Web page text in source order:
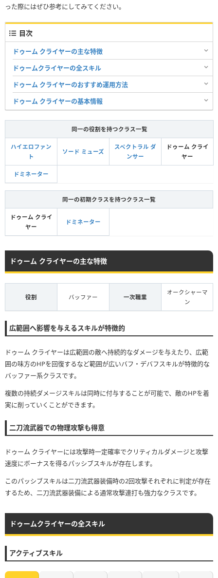
った際にはぜひ参考にしてみてください。
目次
ドゥーム クライヤーの主な特徴
ドゥームクライヤーの全スキル
ドゥーム クライヤーのおすすめ運用方法
ドゥーム クライヤーの基本情報
同一の役割を持つクラス一覧
ハイエロファン
ト
ソード ミューズ
スペクトラル ダ
ンサー
ドゥーム クライ
ヤー
ドミネーター
同一の初期クラスを持つクラス一覧
ドゥーム クライ
ヤー
ドミネーター
ドゥーム クライヤーの主な特徴
役割 バッファー 一次職業
オークシャーマ
ン
広範囲へ影響を与えるスキルが特徴的
ドゥーム クライヤーは広範囲の敵へ持続的なダメージを与えたり、広範
囲の味方のHPを回復するなど範囲が広いバフ・デバフスキルが特徴的な
バッファー系クラスです。
複数の持続ダメージスキルは同時に付与することが可能で、敵のHPを着
実に削っていくことができます。
二刀流武器での物理攻撃も得意
ドゥーム クライヤーには攻撃時一定確率でクリティカルダメージと攻撃
速度にボーナスを得るパッシブスキルが存在します。
このパッシブスキルは二刀流武器装備時の2回攻撃それぞれに判定が存在
するため、二刀流武器装備による通常攻撃連打も強力なクラスです。
ドゥームクライヤーの全スキル
アクティブスキル